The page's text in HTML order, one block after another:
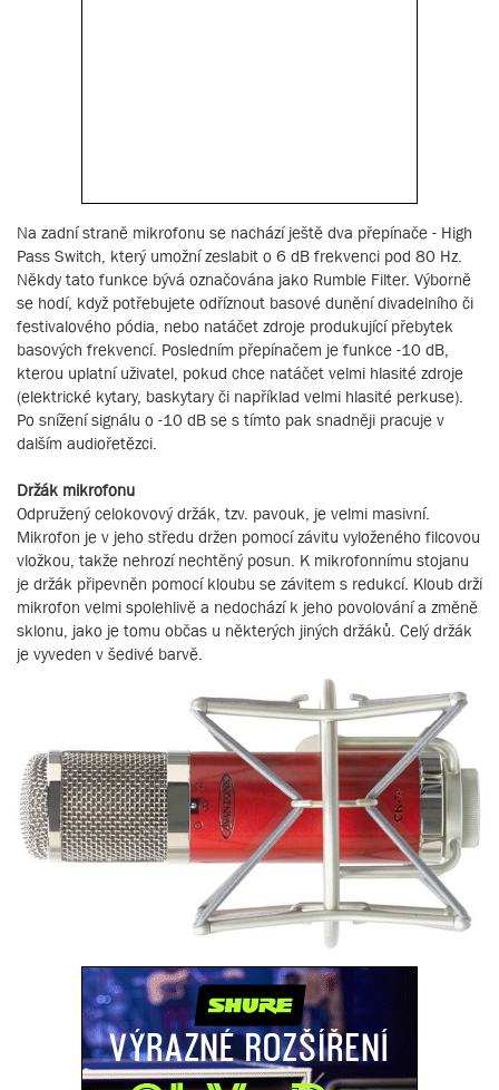
Na zadní straně mikrofonu se nachází ještě dva přepínače - High
Pass Switch, který umožní zeslabit o 6 dB frekvenci pod 80 Hz.
Někdy tato funkce bývá označována jako Rumble Filter. Výborně
se hodí, když potřebujete odříznout basové dunění divadelního či
festivalového pódia, nebo natáčet zdroje produkující přebytek
basových frekvencí. Posledním přepínačem je funkce -10 dB,
kterou uplatní uživatel, pokud chce natáčet velmi hlasité zdroje
(elektrické kytary, baskytary či například velmi hlasité perkuse).
Po snížení signálu o -10 dB se s tímto pak snadněji pracuje v
dalším audiořetězci.
Držák mikrofonu
Odpružený celokovový držák, tzv. pavouk, je velmi masivní.
Mikrofon je v jeho středu držen pomocí závitu vyloženého filcovou
vložkou, takže nehrozí nechtěný posun. K mikrofonnímu stojanu
je držák připevněn pomocí kloubu se závitem s redukcí. Kloub drží
mikrofon velmi spolehlivě a nedochází k jeho povolování a změně
sklonu, jako je tomu občas u některých jiných držáků. Celý držák
je vyveden v šedivé barvě.